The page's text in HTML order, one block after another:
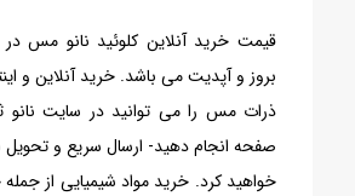
قیمت خرید آنلاین کلوئید نانو مس در
بروز و آپدیت می باشد. خرید آنلاین و
ذرات مس را می توانید در سایت نانو
صفحه انجام دهید- ارسال سریع و تحویل
خواهید کرد. خرید مواد شیمیایی از جمله